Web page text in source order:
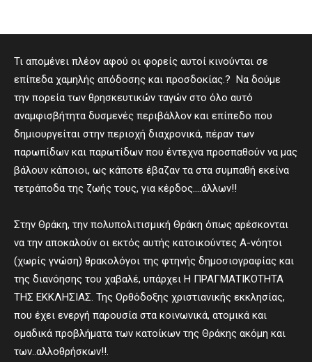
Τι απομένει πλέον αφού οι φορείς αυτοί κινούνται σε
επίπεδα χαμηλής απόδοσης και προσδοκίας.? Να δούμε
την πορεία των θρησκευτικών ταγών στο όλο αυτό
αναμφισβήτητα δυσμενές περιβάλλον και επίπεδο που
δημιουργείται στην περιοχή διαχρονικά, πέραν των
παρωπίδων και παρωτίδων που έντεχνα προσπαθούν να μας
βάλουν κάποιοι, ως κάποτε έβαζαν τα στα συμπαθή εκείνα
τετράποδα της ζωής τους, για κέρδος….άλλων!!
Στην Θράκη, την πολυπολιτισμική Θράκη όπως αρέσκονται
να την αποκαλούν οι εκτός αυτής κατοικούντες Α-νόητοι
(χωρίς γνώση) θρακολόγοι της φτηνής δημοσιογραφίας και
της διανόησης του χαβαλέ, υπάρχει Η ΠΡΑΓΜΑΤΙΚΟΤΗΤΑ
ΤΗΣ ΕΚΚΛΗΣΙΑΣ. Της Ορθόδοξης χριστιανικής εκκλησίας,
που έχει ενεργή παρουσία στα κοινωνικά, ατομικά και
ομαδικά προβλήματα των κατοίκων της Θράκης ακόμη και
των..αλλοθρήσκων!!.